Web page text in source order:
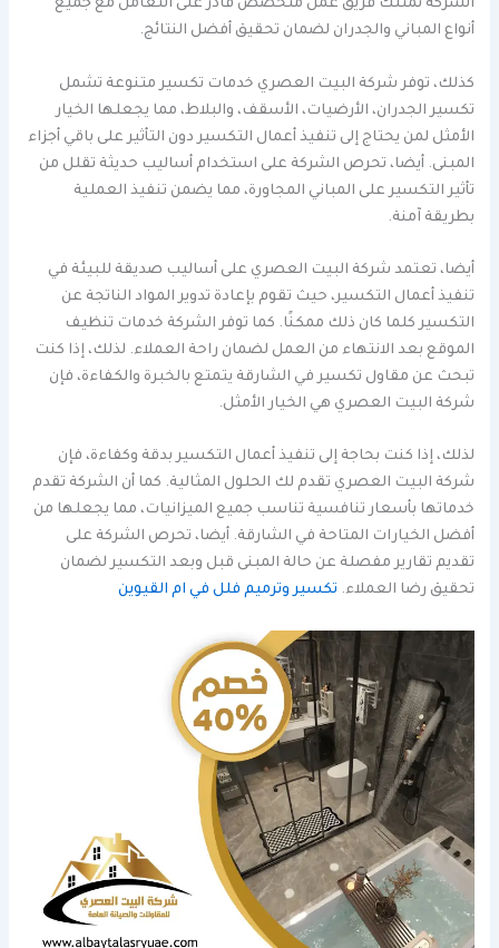
الشركة تمتلك فريق عمل متخصص قادر على التعامل مع جميع
أنواع المباني والجدران لضمان تحقيق أفضل النتائج.
كذلك، توفر شركة البيت العصري خدمات تكسير متنوعة تشمل
تكسير الجدران، الأرضيات، الأسقف، والبلاط، مما يجعلها الخيار
الأمثل لمن يحتاج إلى تنفيذ أعمال التكسير دون التأثير على باقي أجزاء
المبنى. أيضا، تحرص الشركة على استخدام أساليب حديثة تقلل من
تأثير التكسير على المباني المجاورة، مما يضمن تنفيذ العملية
بطريقة آمنة.
أيضا، تعتمد شركة البيت العصري على أساليب صديقة للبيئة في
تنفيذ أعمال التكسير، حيث تقوم بإعادة تدوير المواد الناتجة عن
التكسير كلما كان ذلك ممكنًا. كما توفر الشركة خدمات تنظيف
الموقع بعد الانتهاء من العمل لضمان راحة العملاء. لذلك، إذا كنت
تبحث عن مقاول تكسير في الشارقة يتمتع بالخبرة والكفاءة، فإن
شركة البيت العصري هي الخيار الأمثل.
لذلك، إذا كنت بحاجة إلى تنفيذ أعمال التكسير بدقة وكفاءة، فإن
شركة البيت العصري تقدم لك الحلول المثالية. كما أن الشركة تقدم
خدماتها بأسعار تنافسية تناسب جميع الميزانيات، مما يجعلها من
أفضل الخيارات المتاحة في الشارقة. أيضا، تحرص الشركة على
تقديم تقارير مفصلة عن حالة المبنى قبل وبعد التكسير لضمان
تحقيق رضا العملاء. تكسير وترميم فلل في ام القيوين